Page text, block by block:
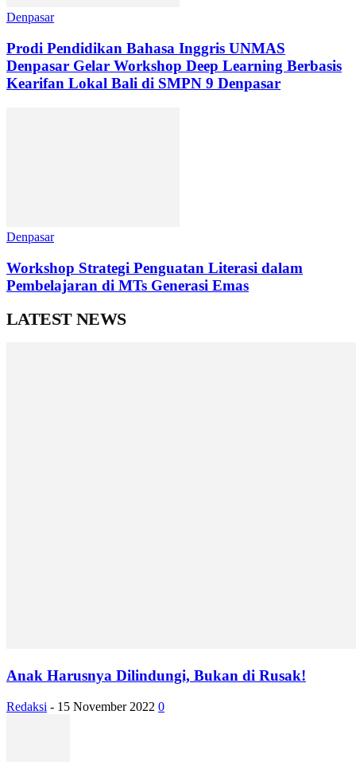
Denpasar
Prodi Pendidikan Bahasa Inggris UNMAS
Denpasar Gelar Workshop Deep Learning Berbasis
Kearifan Lokal Bali di SMPN 9 Denpasar
Denpasar
Workshop Strategi Penguatan Literasi dalam
Pembelajaran di MTs Generasi Emas
LATEST NEWS
Anak Harusnya Dilindungi, Bukan di Rusak!
Redaksi - 15 November 2022 0